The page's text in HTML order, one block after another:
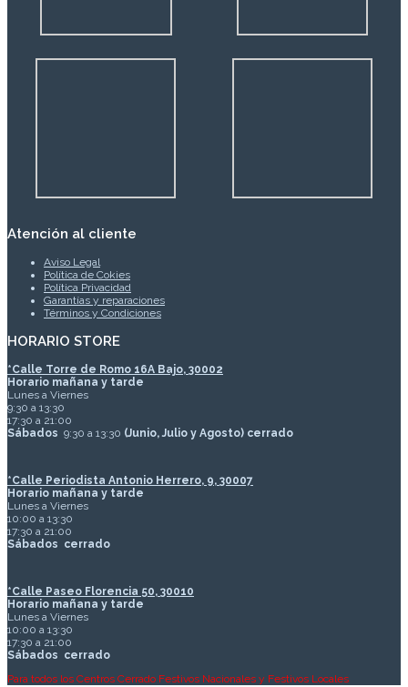
Atención al cliente
Aviso Legal
Política de Cokies
Política Privacidad
Garantías y reparaciones
Términos y Condiciones
HORARIO STORE
*Calle Torre de Romo 16A Bajo, 30002
Horario mañana y tarde
Lunes a Viernes
9:30 a 13:30
17:30 a 21:00
Sábados 9:30 a 13:30 (Junio, Julio y Agosto) cerrado
*Calle Periodista Antonio Herrero, 9, 30007
Horario mañana y tarde
Lunes a Viernes
10:00 a 13:30
17:30 a 21:00
Sábados cerrado
*Calle Paseo Florencia 50, 30010
Horario mañana y tarde
Lunes a Viernes
10:00 a 13:30
17:30 a 21:00
Sábados cerrado
Para todos los Centros Cerrado Festivos Nacionales y Festivos Locales